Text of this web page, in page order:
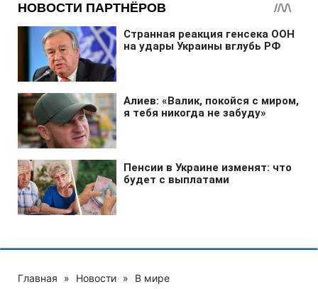
Главная » Новости » В мире